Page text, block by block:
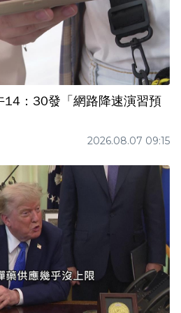
14：30發「網路降速演習預
2026.08.07 09:15